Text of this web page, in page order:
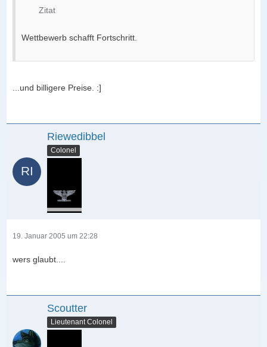
Zitat
Wettbewerb schafft Fortschritt.
...und billigere Preise. :]
Riewedibbel
Colonel
19. Januar 2005 um 22:28
wers glaubt....
Scoutter
Lieutenant Colonel